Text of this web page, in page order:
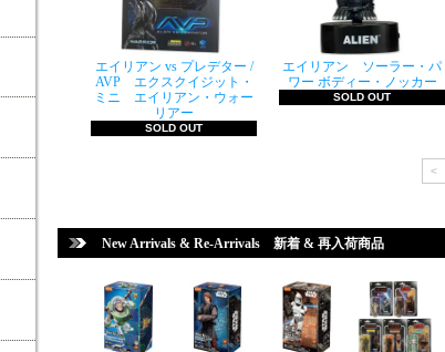
エイリアン vs プレデター /
AVP エクスクイジット・
ミニ エイリアン・ウォー
リアー
SOLD OUT
エイリアン ソーラー・パ
ワー ボディー・ノッカー
SOLD OUT
<
New Arrivals & Re-Arrivals 新着 & 再入荷商品